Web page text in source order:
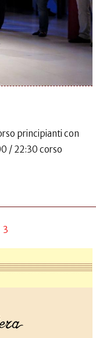
principianti con
/ 22:30 corso
3